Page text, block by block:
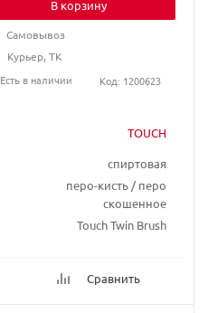
TOUCH
спиртовая
перо-кисть / перо
скошенное
Touch Twin Brush
Сравнить
В корзину
Самовывоз
Курьер, ТК
Есть в наличии
Код: 1200623